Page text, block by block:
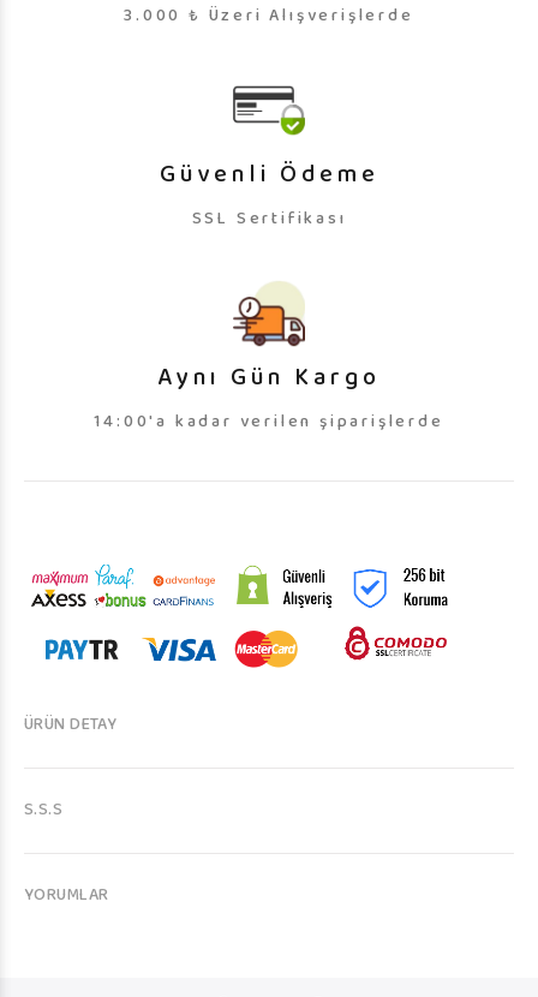
3.000 ₺ Üzeri Alışverişlerde
Güvenli Ödeme
SSL Sertifikası
Aynı Gün Kargo
14:00'a kadar verilen şiparişlerde
ÜRÜN DETAY
S.S.S
YORUMLAR